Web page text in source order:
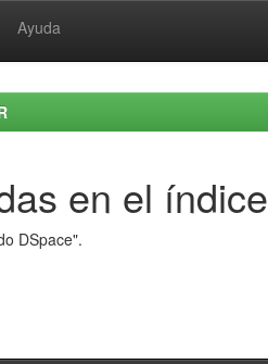
Ayuda
en el índice
DSpace".